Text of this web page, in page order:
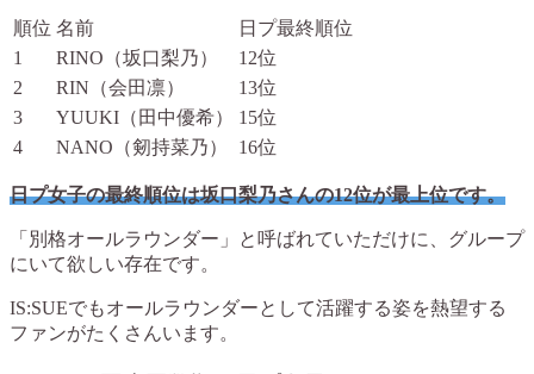
順位 名前
日プ最終順位
1
RINO（坂口梨乃）
12位
2
RIN（会田凛）
13位
3
YUUKI（田中優希）
15位
4
NANO（剱持菜乃） 16位
日プ女子の最終順位は坂口梨乃さんの12位が最上位です。
「別格オールラウンダー」と呼ばれていただけに、グループ
にいて欲しい存在です。
IS:SUEでもオールラウンダーとして活躍する姿を熱望する
ファンがたくさんいます。